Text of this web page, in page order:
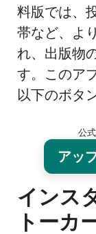
料版では、
帯など、よ
れ、出版物
す。このア
以下のボタ
公
アッ
インス
トーカ